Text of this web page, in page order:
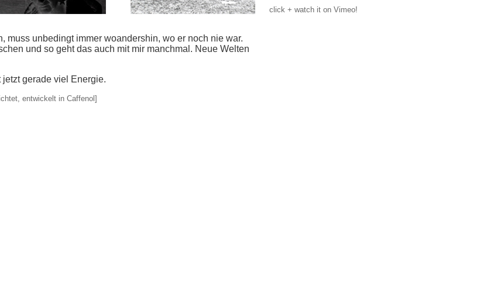
click + watch it on Vimeo!
muss unbedingt immer woandershin, wo er noch nie war.
und so geht das auch mit mir manchmal. Neue Welten
gerade viel Energie.
entwickelt in Caffenol]